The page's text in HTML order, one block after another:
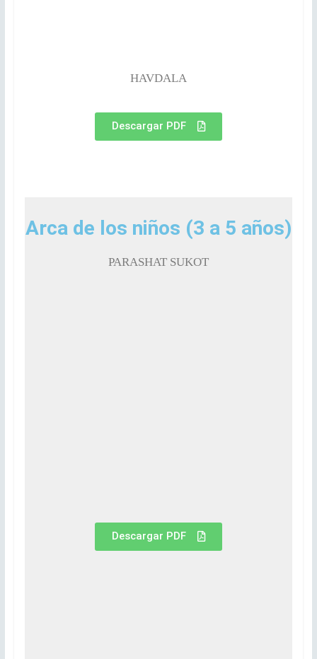
HAVDALA
Descargar PDF
Arca de los niños (3 a 5 años)
PARASHAT SUKOT
Descargar PDF